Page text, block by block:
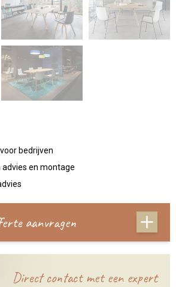
bedrijven
en montage
aanvragen
Direct contact met een expert